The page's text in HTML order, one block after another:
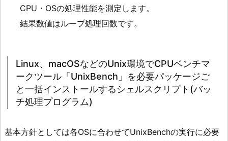
CPU・OSの処理性能を測定します。
結果数値はループ処理回数です。
Linux、macOSなどのUnix環境でCPUベンチマ
ークツール「UnixBench」を必要パッケージご
と一括インストールするシェルスクリプト(バッ
チ処理プログラム)
基本方針としては各OSに合わせてUnixBenchの実行に必要